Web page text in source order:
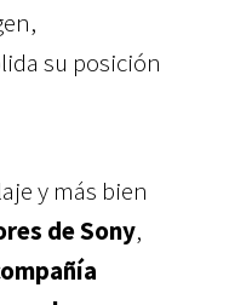
su posición
y más bien
de Sony,